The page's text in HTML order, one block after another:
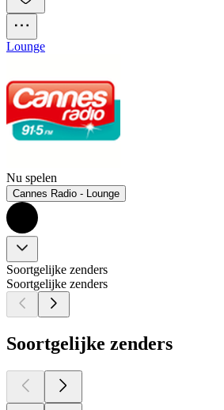
Lounge
Nu spelen
Cannes Radio - Lounge
Soortgelijke zenders
Soortgelijke zenders
Soortgelijke zenders